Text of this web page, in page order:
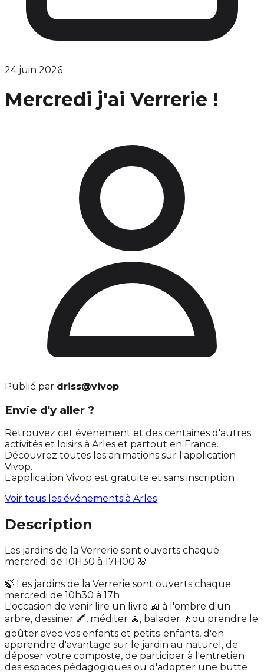
24 juin 2026
Mercredi j'ai Verrerie !
Publié par driss@vivop
Envie d'y aller ?
Retrouvez cet événement et des centaines d'autres
activités et loisirs à Arles et partout en France.
Découvrez toutes les animations sur l'application
Vivop.
L'application Vivop est gratuite et sans inscription
Voir tous les événements à Arles
Description
Les jardins de la Verrerie sont ouverts chaque
mercredi de 10H30 à 17H00 🌸
🍃 Les jardins de la Verrerie sont ouverts chaque
mercredi de 10h30 à 17h
L'occasion de venir lire un livre 📖 à l'ombre d'un
arbre, dessiner 🖍️, méditer 🧘, balader 🚶ou prendre le
goûter avec vos enfants et petits-enfants, d'en
apprendre d'avantage sur le jardin au naturel, de
déposer votre composte, de participer à l'entretien
des espaces pédagogiques ou d'adopter une butte